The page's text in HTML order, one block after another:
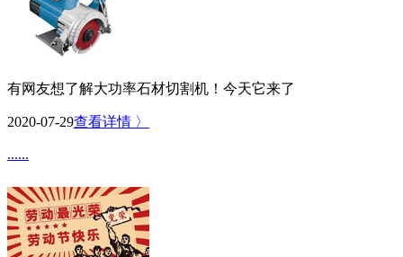
有网友想了解大功率石材切割机！今天它来了
2020-07-29查看详情 〉
......